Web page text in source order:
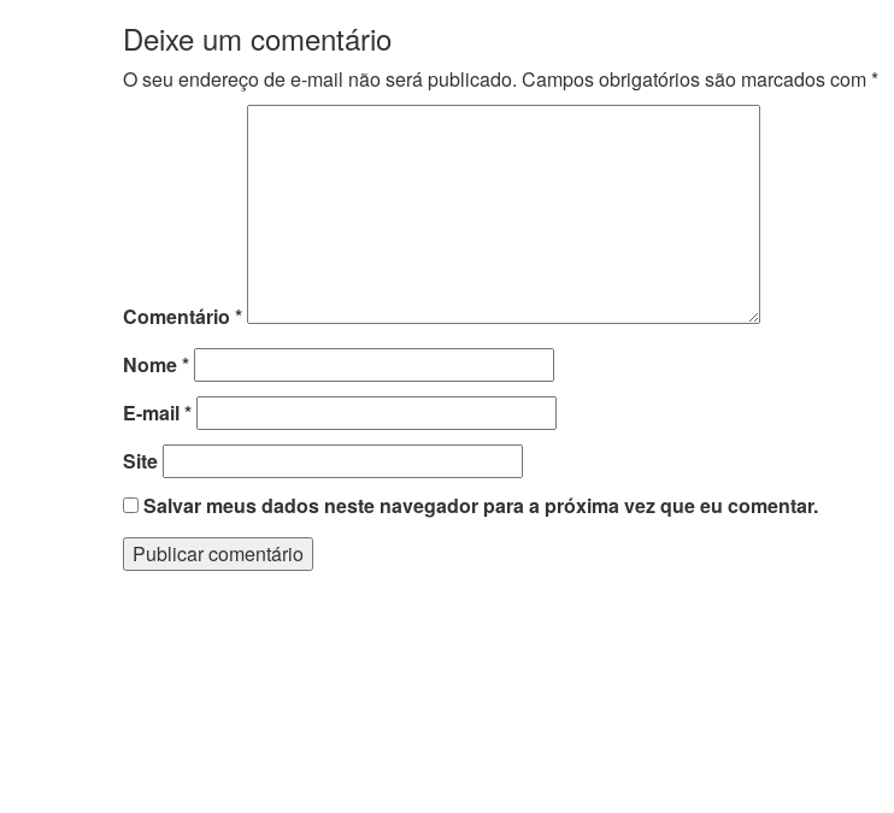
Deixe um comentário
O seu endereço de e-mail não será publicado. Campos obrigatórios são marcados com*
Comentário *
Nome*
E-mail*
Site
Salvar meus dados neste navegador para a próxima vez que eu comentar.